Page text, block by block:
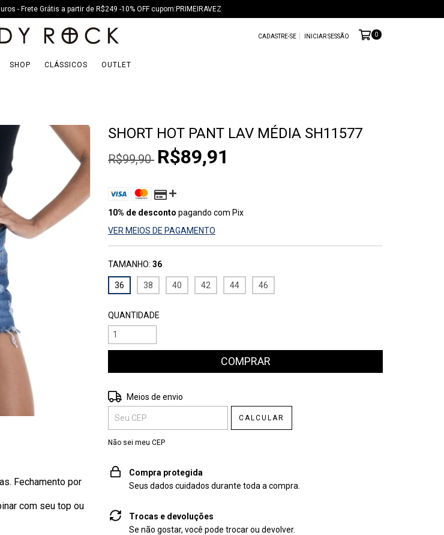
- Frete Grátis a partir de R$249 -10% OFF cupom:PRIMEIRAVEZ
CADASTRE-SE INICIAR SESSÃO 0
SHOP CLÁSSICOS OUTLET
Fechamento por
com seu top ou
SHORT HOT PANT LAV MÉDIA SH11577
R$99,90 R$89,91
10% de desconto pagando com Pix
VER MEIOS DE PAGAMENTO
TAMANHO: 36
36 38 40 42 44 46
QUANTIDADE
Entregas para o CEP:
Meios de envio
CALCULAR
Não sei meu CEP
Compra protegida
Seus dados cuidados durante toda a compra.
Trocas e devoluções
Se não gostar, você pode trocar ou devolver.